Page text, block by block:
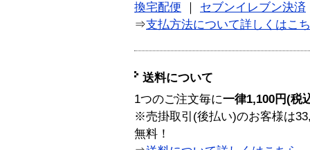
換宅配便
セブンイレブン決済
⇒支払方法について詳しくはこ
送料について
1つのご注文毎に一律1,100円(税
※売掛取引(後払い)のお客様は
無料！